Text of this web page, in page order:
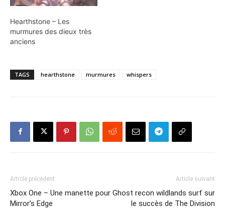
Hearthstone – Les
murmures des dieux très
anciens
TAGS hearthstone murmures whispers
Article précédent
Xbox One – Une manette pour
Mirror’s Edge
Article suivant
Ghost recon wildlands surf sur
le succès de The Division